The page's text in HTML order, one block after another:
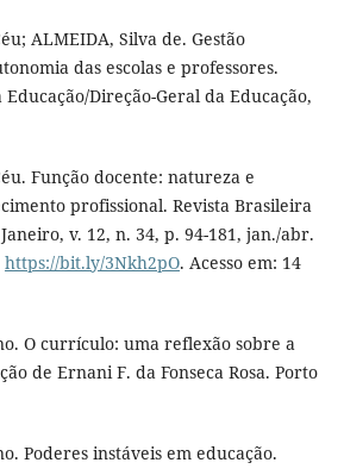
ALMEIDA, Silva de. Gestão
das escolas e professores.
Direção-Geral da Educação,
Função docente: natureza e
profissional. Revista Brasileira
v. 12, n. 34, p. 94-181, jan./abr.
https://bit.ly/3Nkh2pO. Acesso em: 14
O currículo: uma reflexão sobre a
de Ernani F. da Fonseca Rosa. Porto
Poderes instáveis em educação.